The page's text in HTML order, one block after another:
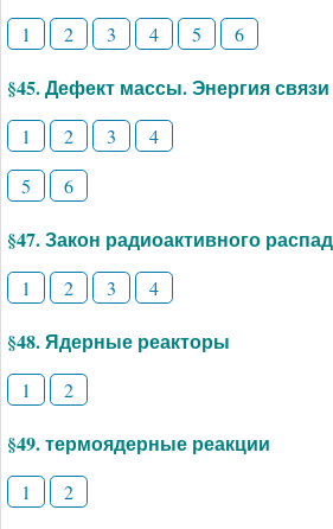
1 2 3 4 5 6
§45. Дефект массы. Энергия
1 2 3
4
5
6
§47. Закон радиоактивного
1 2 3 4
§48. Ядерные реакторы
1 2
§49. термоядерные реакции
1 2